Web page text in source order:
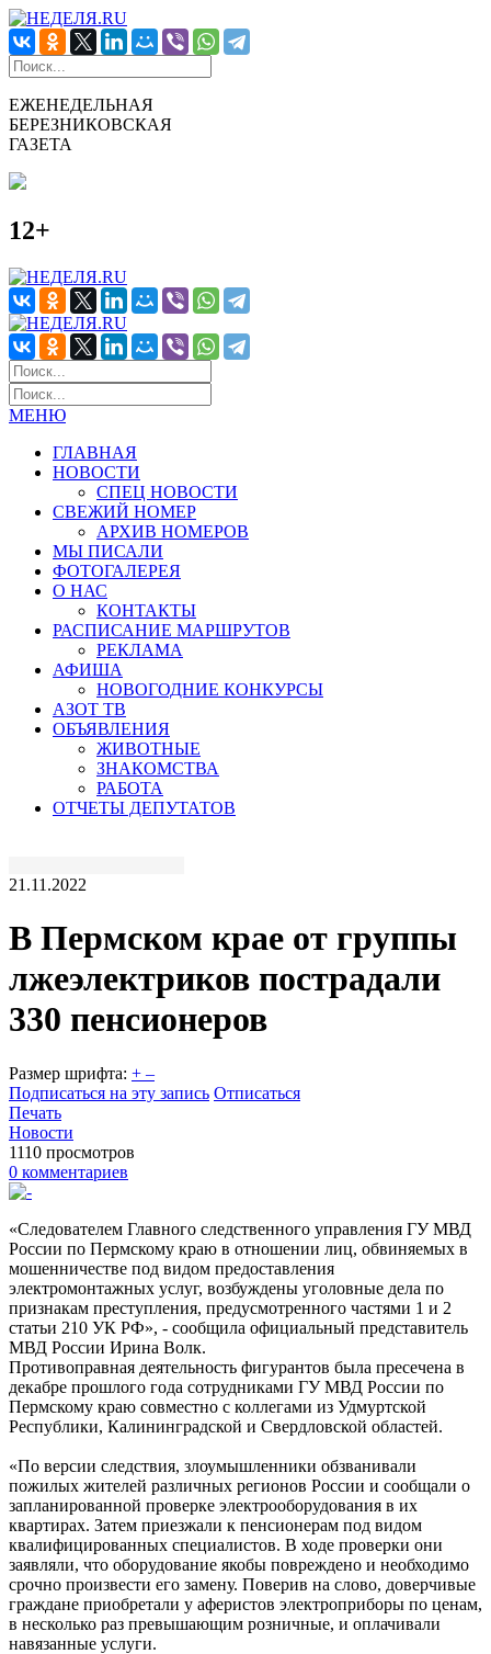
ЕЖЕНЕДЕЛЬНАЯ
БЕРЕЗНИКОВСКАЯ
ГАЗЕТА
12+
МЕНЮ
ГЛАВНАЯ
НОВОСТИ
СПЕЦ НОВОСТИ
СВЕЖИЙ НОМЕР
АРХИВ НОМЕРОВ
МЫ ПИСАЛИ
ФОТОГАЛЕРЕЯ
О НАС
КОНТАКТЫ
РАСПИСАНИЕ МАРШРУТОВ
РЕКЛАМА
АФИША
НОВОГОДНИЕ КОНКУРСЫ
АЗОТ ТВ
ОБЪЯВЛЕНИЯ
ЖИВОТНЫЕ
ЗНАКОМСТВА
РАБОТА
ОТЧЕТЫ ДЕПУТАТОВ
21.11.2022
В Пермском крае от группы
лжеэлектриков пострадали
330 пенсионеров
Размер шрифта: + –
Подписаться на эту запись Отписаться
Печать
Новости
1110 просмотров
0 комментариев
«Следователем Главного следственного управления ГУ МВД
России по Пермскому краю в отношении лиц, обвиняемых в
мошенничестве под видом предоставления
электромонтажных услуг, возбуждены уголовные дела по
признакам преступления, предусмотренного частями 1 и 2
статьи 210 УК РФ», - сообщила официальный представитель
МВД России Ирина Волк.
Противоправная деятельность фигурантов была пресечена в
декабре прошлого года сотрудниками ГУ МВД России по
Пермскому краю совместно с коллегами из Удмуртской
Республики, Калининградской и Свердловской областей.
«По версии следствия, злоумышленники обзванивали
пожилых жителей различных регионов России и сообщали о
запланированной проверке электрооборудования в их
квартирах. Затем приезжали к пенсионерам под видом
квалифицированных специалистов. В ходе проверки они
заявляли, что оборудование якобы повреждено и необходимо
срочно произвести его замену. Поверив на слово, доверчивые
граждане приобретали у аферистов электроприборы по ценам,
в несколько раз превышающим розничные, и оплачивали
навязанные услуги.